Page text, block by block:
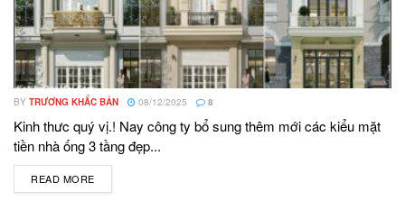
BY TRƯƠNG KHẮC BẢN 08/12/2025 8
Kinh thưc quý vị.! Nay công ty bổ sung thêm mới các kiểu mặt
tiền nhà ống 3 tầng đẹp...
READ MORE